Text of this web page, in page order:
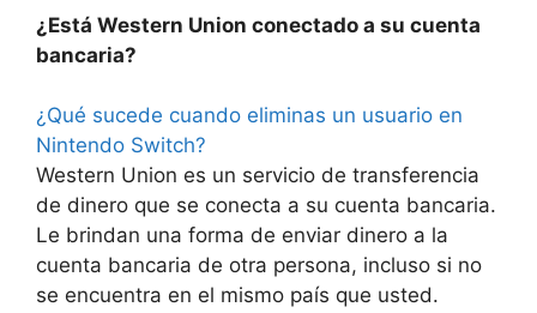
¿Está Western Union conectado a su cuenta
bancaria?
¿Qué sucede cuando eliminas un usuario en
Nintendo Switch?
Western Union es un servicio de transferencia
de dinero que se conecta a su cuenta bancaria.
Le brindan una forma de enviar dinero a la
cuenta bancaria de otra persona, incluso si no
se encuentra en el mismo país que usted.